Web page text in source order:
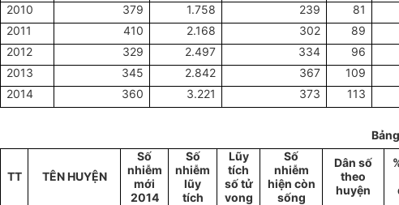
2010
379 1.758 239 81
2011
410 2.168 302 89
2012
329 2.497 334 96
2013
345 2.842 367 109
2014
360 3.221 373 113
TT TÊN HUYỆN
Số
nhiễm
mới
2014
Số
nhiễm
lũy
tích
Lũy
tích
số tử
vong
Số
nhiễm
hiện còn
sống
Dân số
theo
huyện